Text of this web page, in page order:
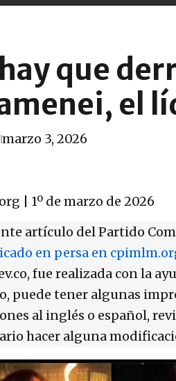
hay que
el
marzo 3, 2026
| 1º de marzo de 2026
artículo del Partido
en persa en
fue realizada con la
puede tener algunas
al inglés o español,
hacer alguna